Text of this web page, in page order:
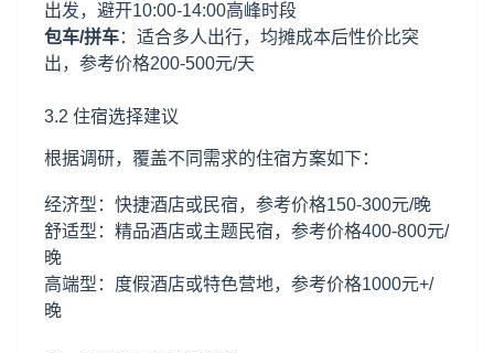
出发，避开10:00-14:00高峰时段
包车/拼车：适合多人出行，均摊成本后性价比突
出，参考价格200-500元/天
3.2 住宿选择建议
根据调研，覆盖不同需求的住宿方案如下：
经济型：快捷酒店或民宿，参考价格150-300元/晚
舒适型：精品酒店或主题民宿，参考价格400-800元/
晚
高端型：度假酒店或特色营地，参考价格1000元+/
晚